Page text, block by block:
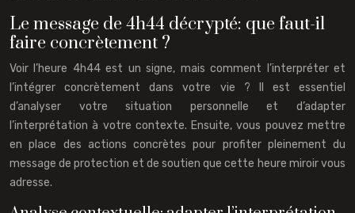
Le message de 4h44 décrypté: que faut-il
faire concrètement ?
Voir l’heure 4h44 est un signe, mais comment l’interpréter et
l’intégrer concrètement dans votre vie ? Il est essentiel
d’analyser votre situation personnelle et d’adapter
l’interprétation à votre contexte. Ensuite, vous pouvez mettre
en place des actions concrètes pour profiter pleinement du
message de protection et de soutien que cette heure miroir vous
adresse.